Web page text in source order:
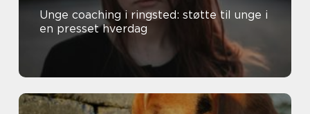
Unge coaching i ringsted: støtte til unge i
en presset hverdag